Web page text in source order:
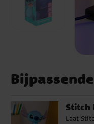
Stitch
Laat